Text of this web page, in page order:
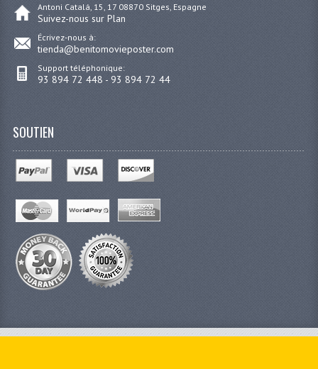
Antoni Catalá, 15, 17 08870 Sitges, Espagne
Suivez-nous sur Plan
Écrivez-nous à:
tienda@benitomovieposter.com
Support téléphonique:
93 894 72 448 - 93 894 72 44
SOUTIEN